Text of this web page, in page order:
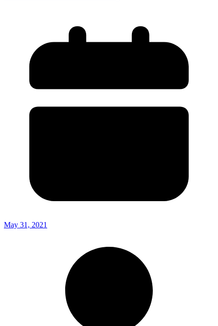
May 31, 2021